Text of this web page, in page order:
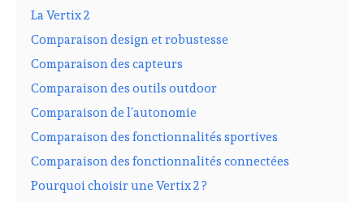
La Vertix 2
Comparaison design et robustesse
Comparaison des capteurs
Comparaison des outils outdoor
Comparaison de l’autonomie
Comparaison des fonctionnalités sportives
Comparaison des fonctionnalités connectées
Pourquoi choisir une Vertix 2 ?